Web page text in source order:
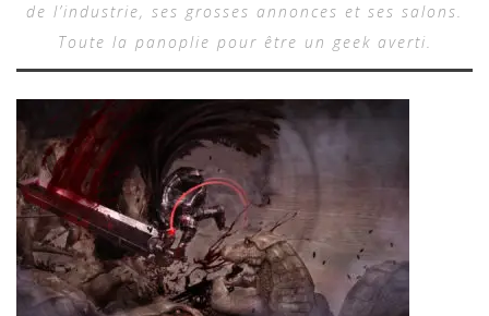
de l’industrie, ses grosses annonces et ses salons.
Toute la panoplie pour être un geek averti.